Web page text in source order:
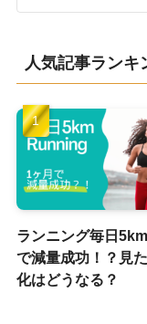
人気記事ランキ
ランニング毎日
で減量成功！？見
化はどうなる？